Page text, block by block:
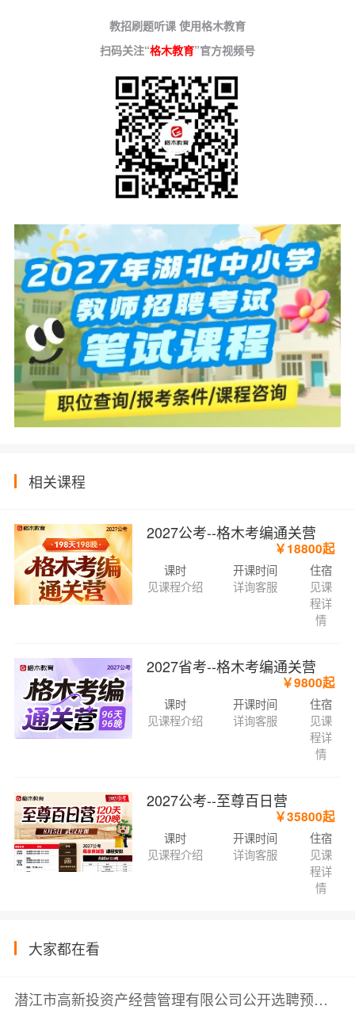
教招刷题听课 使用格木教育
扫码关注“格木教育”官方视频号
相关课程
2027公考--格木考编通关营
￥18800起
课时
见课程介绍
开课时间
详询客服
住宿
见课
程详
情
2027省考--格木考编通关营
￥9800起
课时
见课程介绍
开课时间
详询客服
住宿
见课
程详
情
2027公考--至尊百日营
￥35800起
课时
见课程介绍
开课时间
详询客服
住宿
见课
程详
情
大家都在看
潜江市高新投资产经营管理有限公司公开选聘预公告